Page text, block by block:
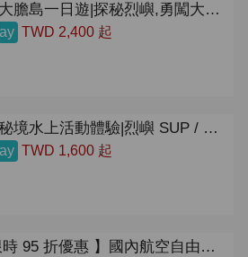
金門大膽島一日遊|探秘烈嶼,勇闖大膽島 | 雙重奇遇一日遊
TWD 2,400 起
金門秘境水上活動體驗|烈嶼 SUP / 獨木舟體驗|一般場、夕陽場
TWD 1,600 起
【 限時 95 折優惠 】國內航空自由行 | 澎湖、金門、馬祖、花蓮、台東 | 立榮假期